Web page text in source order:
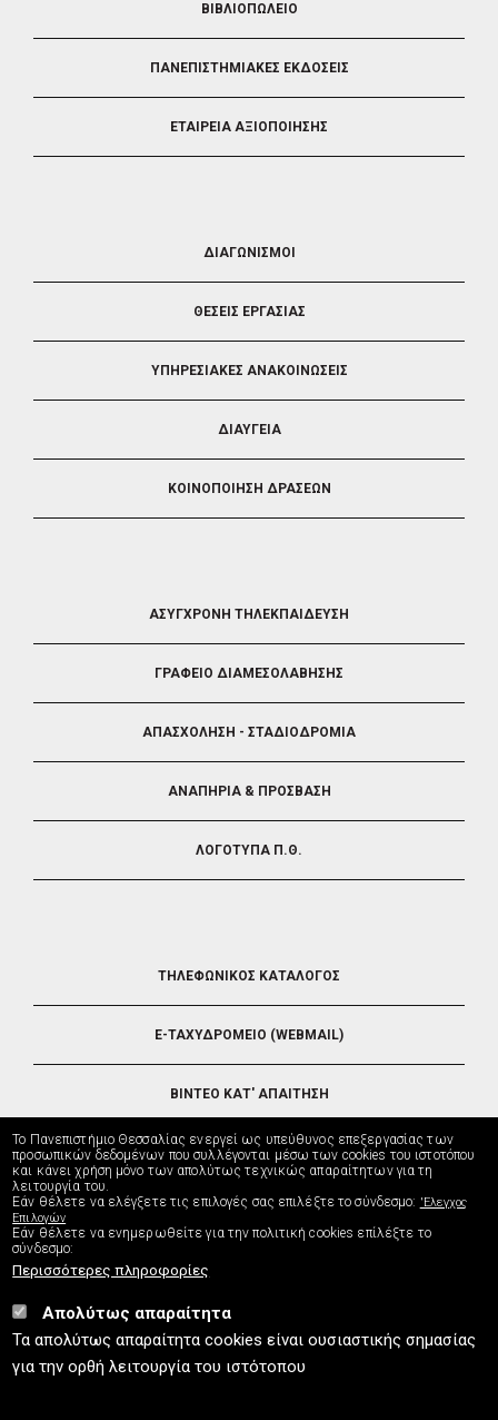
ΒΙΒΛΙΟΠΩΛΕΙΟ
ΠΑΝΕΠΙΣΤΗΜΙΑΚΕΣ ΕΚΔΟΣΕΙΣ
ΕΤΑΙΡΕΙΑ ΑΞΙΟΠΟΙΗΣΗΣ
ΔΙΑΓΩΝΙΣΜΟΙ
ΘΕΣΕΙΣ ΕΡΓΑΣΙΑΣ
ΥΠΗΡΕΣΙΑΚΕΣ ΑΝΑΚΟΙΝΩΣΕΙΣ
ΔΙΑΥΓΕΙΑ
ΚΟΙΝΟΠΟΙΗΣΗ ΔΡΑΣΕΩΝ
ΑΣΥΓΧΡΟΝΗ ΤΗΛΕΚΠΑΙΔΕΥΣΗ
ΓΡΑΦΕΙΟ ΔΙΑΜΕΣΟΛΑΒΗΣΗΣ
ΑΠΑΣΧΟΛΗΣΗ - ΣΤΑΔΙΟΔΡΟΜΙΑ
ΑΝΑΠΗΡΙΑ & ΠΡΟΣΒΑΣΗ
ΛΟΓΟΤΥΠΑ Π.Θ.
ΤΗΛΕΦΩΝΙΚΟΣ ΚΑΤΑΛΟΓΟΣ
E-ΤΑΧΥΔΡΟΜΕΙΟ (WEBMAIL)
ΒΙΝΤΕΟ ΚΑΤ' ΑΠΑΙΤΗΣΗ
ΤΗΛΕΥΠΟΣΤΗΡΙΞΗ
ΔΙΕΥΘΥΝΣΗ ΜΗΧΑΝΟΡΓΑΝΩΣΗΣ
UTH.GR © 2026
(Επικοινωνία) Πολιτική Cookies
⚪
Πολιτική Απορρήτου⚪Δήλωση Προσβασιμότητας
Το Πανεπιστήμιο Θεσσαλίας ενεργεί ως υπεύθυνος επεξεργασίας των
προσωπικών δεδομένων που συλλέγονται μέσω των cookies του ιστοτόπου
και κάνει χρήση μόνο των απολύτως τεχνικώς απαραίτητων για τη
λειτουργία του.
Εάν θέλετε να ελέγξετε τις επιλογές σας επιλέξτε το σύνδεσμο: 'Ελεγχος
Επιλογών
Εάν θέλετε να ενημερωθείτε για την πολιτική cookies επίλέξτε το
σύνδεσμο:
Περισσότερες πληροφορίες
Απολύτως απαραίτητα
Τα απολύτως απαραίτητα cookies είναι ουσιαστικής σημασίας
για την ορθή λειτουργία του ιστότοπου